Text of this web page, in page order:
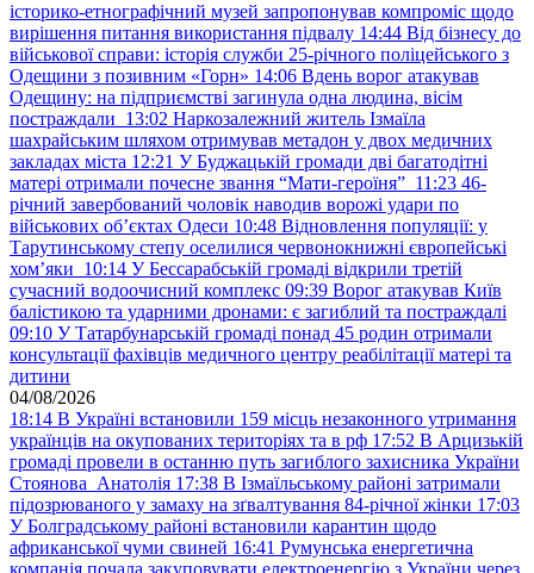
історико-етнографічний музей запропонував компроміс щодо
вирішення питання використання підвалу 14:44 Від бізнесу до
військової справи: історія служби 25-річного поліцейського з
Одещини з позивним «Горн» 14:06 Вдень ворог атакував
Одещину: на підприємстві загинула одна людина, вісім
постраждали 13:02 Наркозалежний житель Ізмаїла
шахрайським шляхом отримував метадон у двох медичних
закладах міста 12:21 У Буджацькій громади дві багатодітні
матері отримали почесне звання “Мати-героїня” 11:23 46-
річний завербований чоловік наводив ворожі удари по
військових обʼєктах Одеси 10:48 Відновлення популяції: у
Тарутинському степу оселилися червонокнижні європейські
хом’яки 10:14 У Бессарабській громаді відкрили третій
сучасний водоочисний комплекс 09:39 Ворог атакував Київ
балістикою та ударними дронами: є загиблий та постраждалі
09:10 У Татарбунарській громаді понад 45 родин отримали
консультації фахівців медичного центру реабілітації матері та
дитини
04/08/2026
18:14 В Україні встановили 159 місць незаконного утримання
українців на окупованих територіях та в рф 17:52 В Арцизькій
громаді провели в останню путь загиблого захисника України
Стоянова Анатолія 17:38 В Ізмаїльському районі затримали
підозрюваного у замаху на зґвалтування 84-річної жінки 17:03
У Болградському районі встановили карантин щодо
африканської чуми свиней 16:41 Румунська енергетична
компанія почала закуповувати електроенергію з України через